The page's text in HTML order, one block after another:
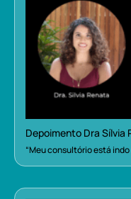
Depoimento Dra Sílvia
“Meu consultório está indo